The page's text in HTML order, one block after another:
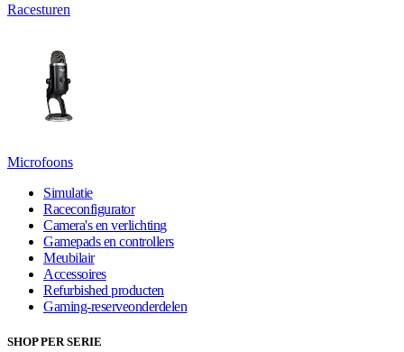
Racesturen
Microfoons
Simulatie
Raceconfigurator
Camera's en verlichting
Gamepads en controllers
Meubilair
Accessoires
Refurbished producten
Gaming-reserveonderdelen
SHOP PER SERIE